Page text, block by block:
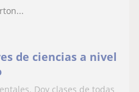
de ciencias a nivel
Doy clases de todas